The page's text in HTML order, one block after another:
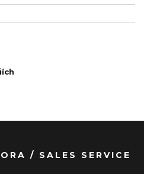
/ SALES SERVICE